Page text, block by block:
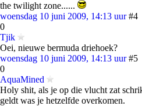
the twilight zone......
woensdag 10 juni 2009, 14:13 uur #4
0
Tjik
Oei, nieuwe bermuda driehoek?
woensdag 10 juni 2009, 14:13 uur #5
0
AquaMined
Holy shit, als je op die vlucht zat
geldt was je hetzelfde overkomen.